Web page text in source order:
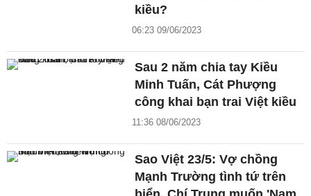
kiều?
06:23 09/06/2023
Sau 2 năm chia tay Kiều
Minh Tuấn, Cát Phượng
công khai bạn trai Việt kiều
11:36 08/06/2023
Sao Việt 23/5: Vợ chồng
Mạnh Trường tình tứ trên